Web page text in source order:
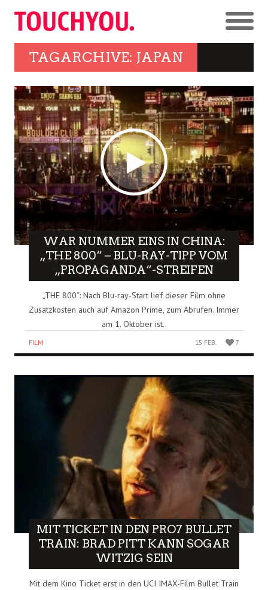
TAGARCHIVE: JAPAN
WAR NUMMER EINS IN CHINA:
„THE 800“ – BLU-RAY-TIPP VOM
„PROPAGANDA“-STREIFEN
„THE 800“: Nach Blu-ray-Start lief dieser Film ohne
Zusatzkosten auch auf Amazon Prime, zum Abrufen. Immer
am 1. Oktober ist..
FILM 15 FEB. 7
MIT TICKET IN DEN PRO7 BULLET
TRAIN: BRAD PITT KANN SOGAR
WITZIG SEIN
Mit dem Kino Ticket erst in den UCI IMAX-Film Bullet Train